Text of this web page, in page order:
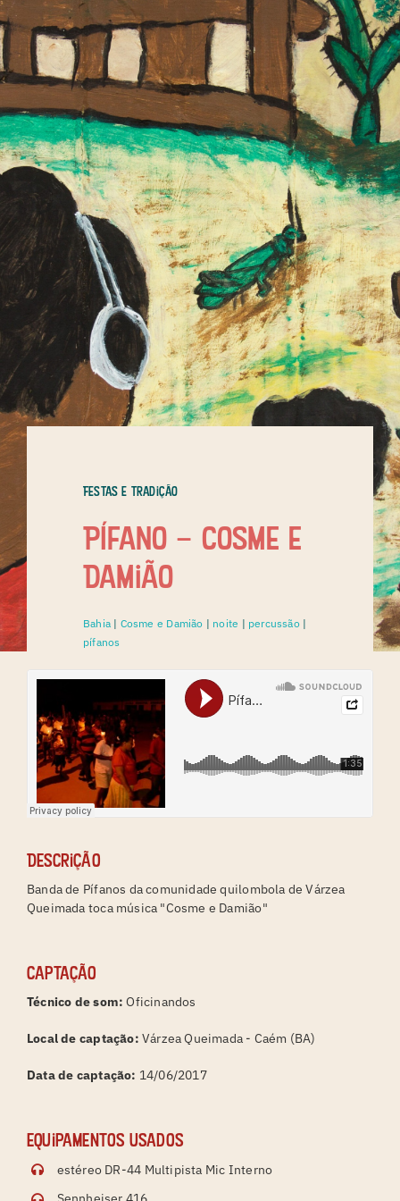
Festas e Tradição
Pífano – Cosme e
Damião
Bahia | Cosme e Damião | noite | percussão |
pífanos
Descrição
Banda de Pífanos da comunidade quilombola de Várzea
Queimada toca música "Cosme e Damião"
Captação
Técnico de som: Oficinandos
Local de captação: Várzea Queimada - Caém (BA)
Data de captação: 14/06/2017
Equipamentos usados
estéreo DR-44 Multipista Mic Interno